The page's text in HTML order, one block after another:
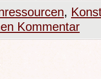
,
Kommentar